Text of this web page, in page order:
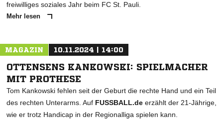
freiwilliges soziales Jahr beim FC St. Pauli.
Mehr lesen
MAGAZIN 10.11.2024 | 14:00
OTTENSENS KANKOWSKI: SPIELMACHER
MIT PROTHESE
Tom Kankowski fehlen seit der Geburt die rechte Hand und ein Teil
des rechten Unterarms. Auf FUSSBALL.de erzählt der 21-Jährige,
wie er trotz Handicap in der Regionalliga spielen kann.